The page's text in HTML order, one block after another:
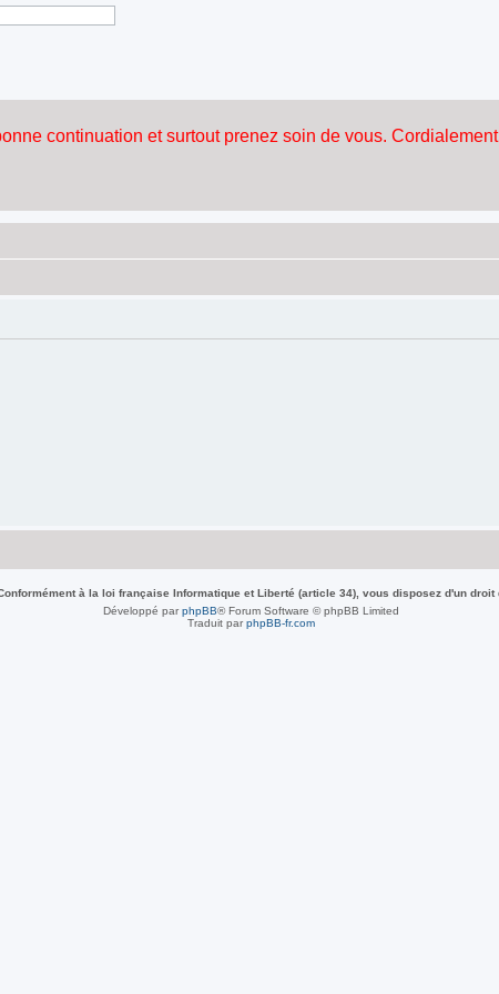
à la loi française Informatique et Liberté (article 34), vous disposez d'un
Développé parphpBB® Forum Software © phpBB Limited
Traduit parphpBB-fr.com